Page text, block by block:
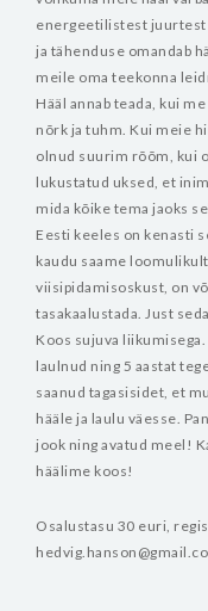
energeetilistest juurtest
ja tähenduse omandab
meile oma teekonna
Hääl annab teada, kui
nõrk ja tuhm. Kui meie
olnud suurim rõõm, kui
lukustatud uksed, et
mida kõike tema jaoks
Eesti keeles on kenasti
kaudu saame
viisipidamisoskust, on
tasakaalustada. Just
Koos sujuva liikumisega.
laulnud ning 5 aastat
saanud tagasisidet, et
hääle ja laulu väesse.
jook ning avatud meel!
häälime koos!
Osalustasu 30 euri,